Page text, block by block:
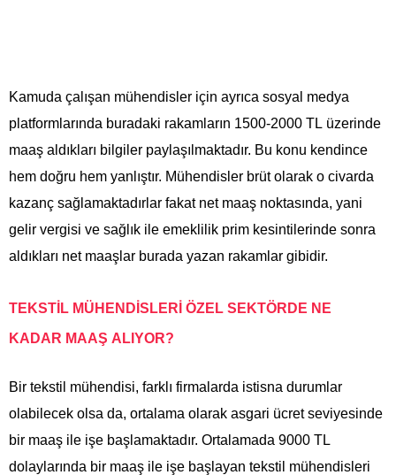
Kamuda çalışan mühendisler için ayrıca sosyal medya
platformlarında buradaki rakamların 1500-2000 TL üzerinde
maaş aldıkları bilgiler paylaşılmaktadır. Bu konu kendince
hem doğru hem yanlıştır. Mühendisler brüt olarak o civarda
kazanç sağlamaktadırlar fakat net maaş noktasında, yani
gelir vergisi ve sağlık ile emeklilik prim kesintilerinde sonra
aldıkları net maaşlar burada yazan rakamlar gibidir.
TEKSTİL MÜHENDİSLERİ ÖZEL SEKTÖRDE NE
KADAR MAAŞ ALIYOR?
Bir tekstil mühendisi, farklı firmalarda istisna durumlar
olabilecek olsa da, ortalama olarak asgari ücret seviyesinde
bir maaş ile işe başlamaktadır. Ortalamada 9000 TL
dolaylarında bir maaş ile işe başlayan tekstil mühendisleri